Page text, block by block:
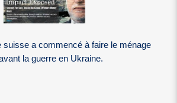
suisse a commencé à faire le ménage
la guerre en Ukraine.